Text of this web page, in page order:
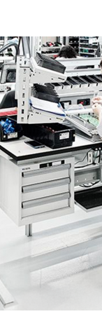
damit der